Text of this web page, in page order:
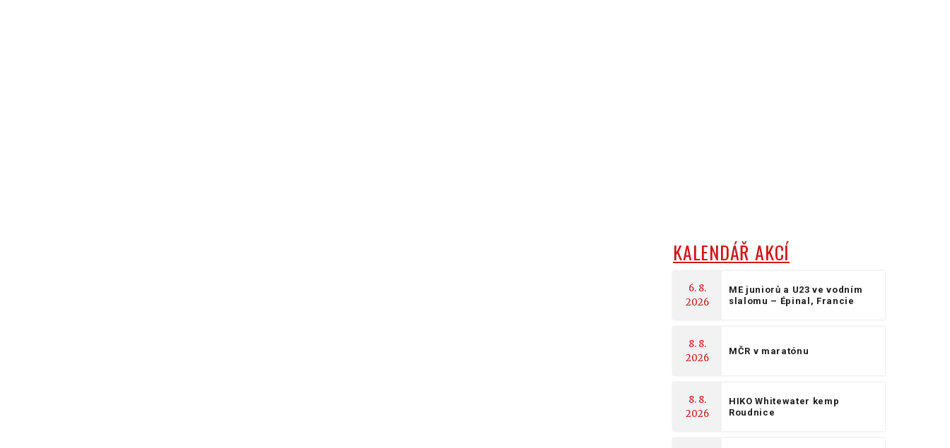
KALENDÁŘ AKCÍ
6. 8.
2026
ME juniorů a U23 ve vodním
slalomu – Épinal, Francie
8. 8.
2026
MČR v maratónu
8. 8.
2026
HIKO Whitewater kemp
Roudnice